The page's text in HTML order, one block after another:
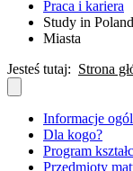
Praca i kariera
Study in Poland
Miasta
Jesteś tutaj: Strona
Informacje
Dla kogo?
Program
Przedmioty